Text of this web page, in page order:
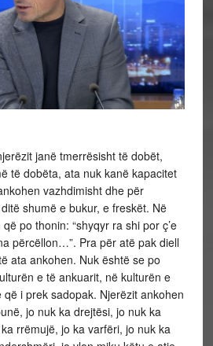
janë tmerrësisht të dobët,
të dobëta, ata nuk kanë kapacitet
vazhdimisht dhe për
shumë e bukur, e freskët. Në
po thonin: “shyqyr ra shi por ç’e
përcëllon…”. Pra për atë pak diell
ata ankohen. Nuk është se po
e të ankuarit, në kulturën e
i prek sadopak. Njerëzit ankohen
jo nuk ka drejtësi, jo nuk ka
rrëmujë, jo ka varfëri, jo nuk ka